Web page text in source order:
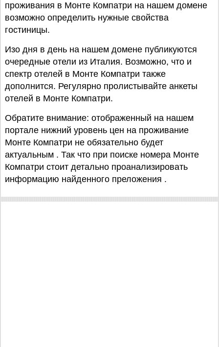
проживания в Монте Компатри на нашем домене
возможно определить нужные свойства
гостиницы.
Изо дня в день на нашем домене публикуются
очередные отели из Италия. Возможно, что и
спектр отелей в Монте Компатри также
дополнится. Регулярно пролистывайте анкеты
отелей в Монте Компатри.
Обратите внимание: отображенный на нашем
портале нижний уровень цен на проживание
Монте Компатри не обязательно будет
актуальным . Так что при поиске номера Монте
Компатри стоит детально проанализировать
информацию найденного преложения .